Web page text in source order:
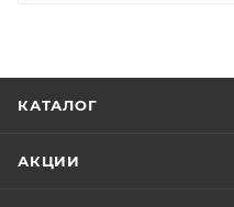
КАТАЛОГ
АКЦИИ